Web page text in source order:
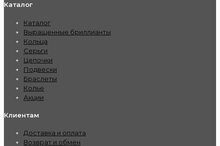
Каталог
Каталог
Выращенные бриллианты
Кольца
Серьги
Цепочки
Подвески
Браслеты
Колье
Акции
Клиентам
Доставка и оплата
Возврат и обмен